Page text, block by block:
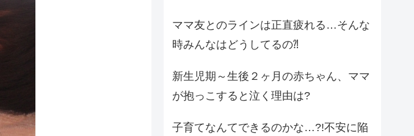
ママ友とのラインは正直疲れる…そんな
時みんなはどうしてるの⁈
新生児期～生後２ヶ月の赤ちゃん、ママ
が抱っこすると泣く理由は?
子育てなんてできるのかな…?!不安に陥